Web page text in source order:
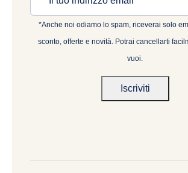
*Anche noi odiamo lo spam, riceverai solo
sconto, offerte e novità. Potrai cancellarti
vuoi.